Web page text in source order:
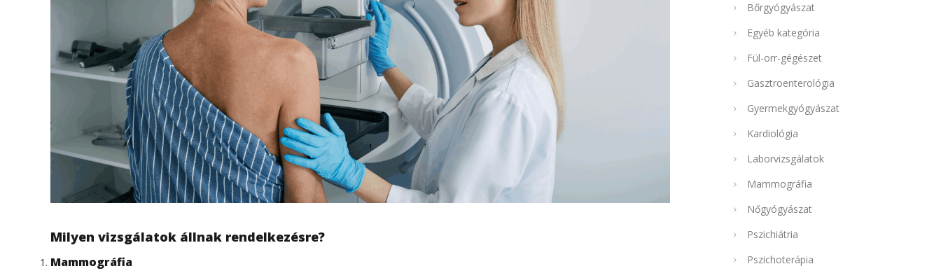
Milyen vizsgálatok állnak rendelkezésre?
Mammográfia
Bőrgyógyászat
Egyéb kategória
Fül-orr-gégészet
Gasztroenterológia
Gyermekgyógyászat
Kardiológia
Laborvizsgálatok
Mammográfia
Nőgyógyászat
Pszichiátria
Pszichoterápia